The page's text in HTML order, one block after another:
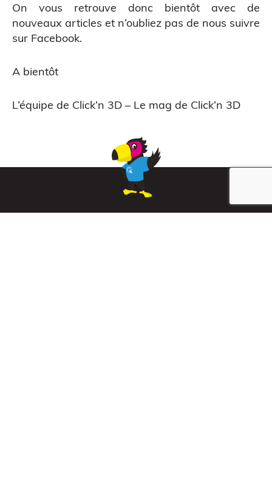
Impression 3D pour l’évènementiel
EN LIGNE
On vous retrouve donc bientôt avec de
nouveaux articles et n’oubliez pas de nous suivre
sur Facebook.
A bientôt
L’équipe de Click’n 3D – Le mag de Click’n 3D